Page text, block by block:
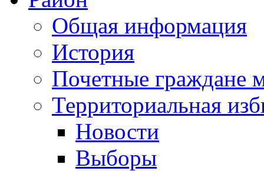
Общая информация
История
Почетные граждане
Территориальная
Новости
Выборы